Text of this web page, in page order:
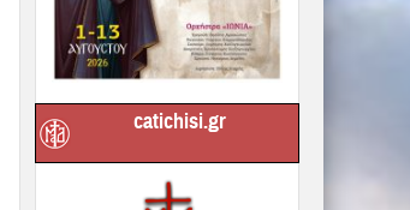
catichisi.gr